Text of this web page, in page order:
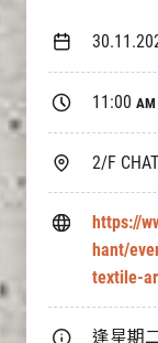
11:00 AM
2/F
https://
hant/
textile-
逢星期